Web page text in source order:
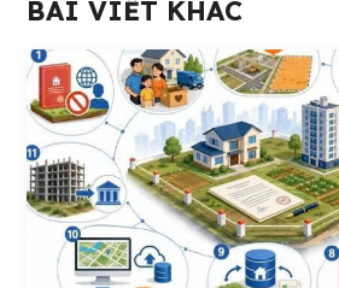
BÀI VIẾT KHÁC